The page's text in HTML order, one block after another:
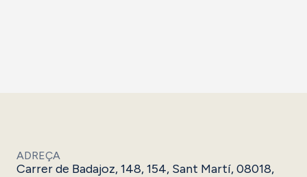
ADREÇA
Carrer de Badajoz, 148, 154, Sant Martí, 08018,